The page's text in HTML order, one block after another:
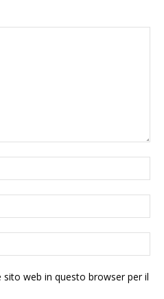
web in questo browser per il